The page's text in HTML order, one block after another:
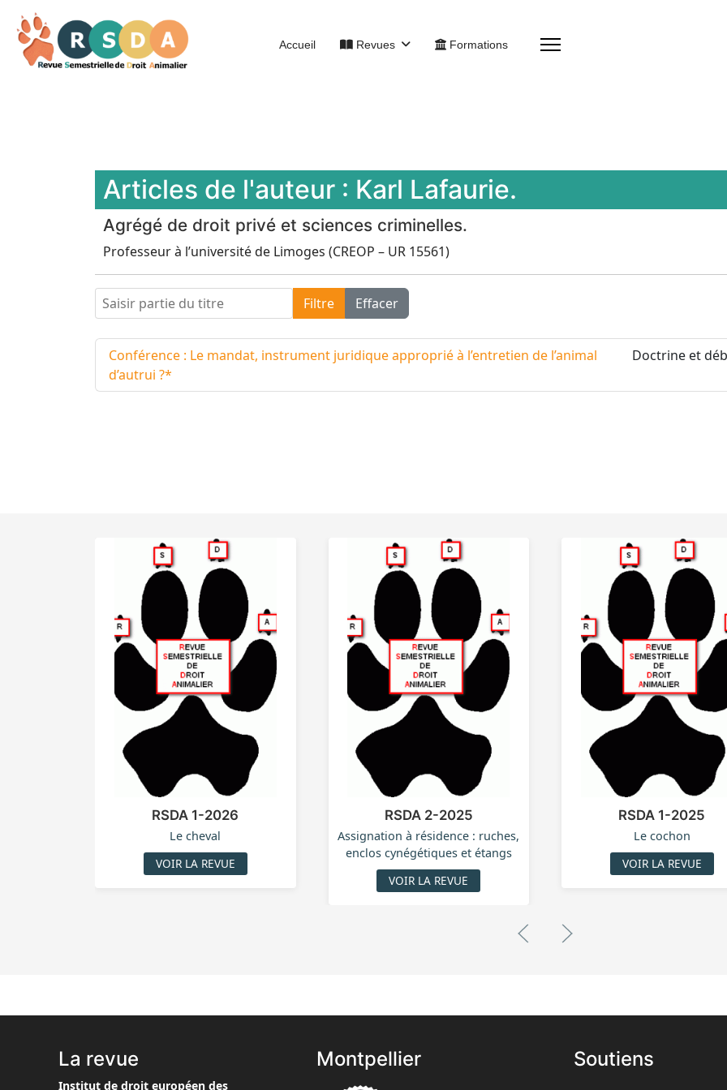
Accueil Revues Formations
Articles de l'auteur : Karl Lafaurie.
Agrégé de droit privé et sciences criminelles.
Professeur à l’université de Limoges (CREOP – UR 15561)
Saisir partie du titre Filtre Effacer
Conférence : Le mandat, instrument juridique approprié à l’entretien de l’animal
d’autrui ?*
Doctrine et
RSDA 1-2026
Le cheval
VOIR LA REVUE
RSDA 2-2025
Assignation à résidence : ruches,
enclos cynégétiques et étangs
VOIR LA REVUE
RSDA 1-2025
Le cochon
VOIR LA REVUE
La revue
Institut de droit européen des
Montpellier Soutiens